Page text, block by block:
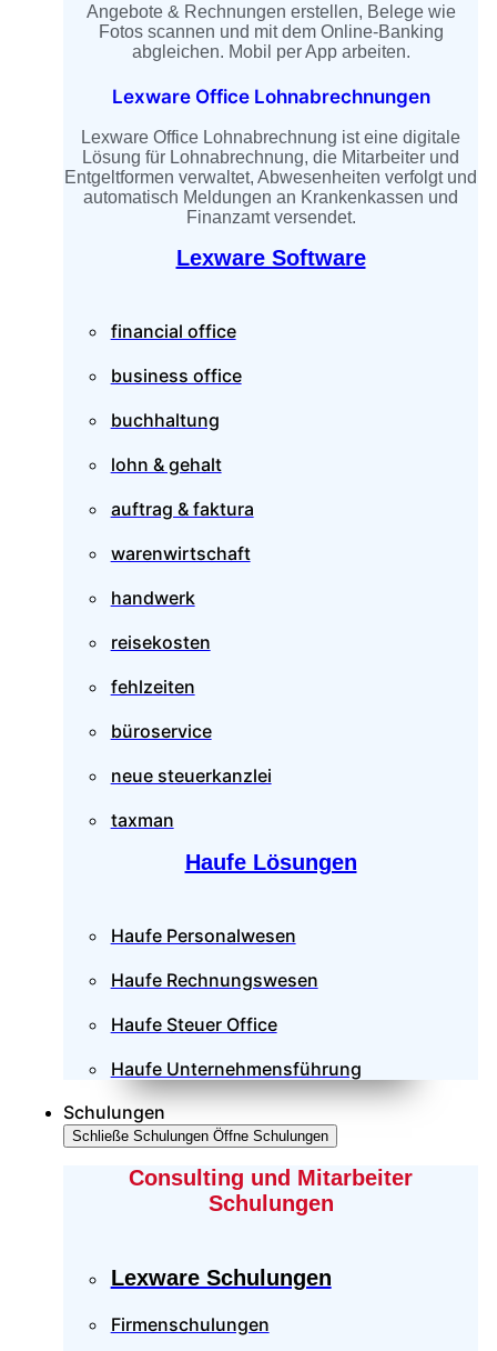
Angebote & Rechnungen erstellen, Belege wie
Fotos scannen und mit dem Online-Banking
abgleichen. Mobil per App arbeiten.
Lexware Office Lohnabrechnungen
Lexware Office Lohnabrechnung ist eine digitale
Lösung für Lohnabrechnung, die Mitarbeiter und
Entgeltformen verwaltet, Abwesenheiten verfolgt und
automatisch Meldungen an Krankenkassen und
Finanzamt versendet.
Lexware Software
financial office
business office
buchhaltung
lohn & gehalt
auftrag & faktura
warenwirtschaft
handwerk
reisekosten
fehlzeiten
büroservice
neue steuerkanzlei
taxman
Haufe Lösungen
Haufe Personalwesen
Haufe Rechnungswesen
Haufe Steuer Office
Haufe Unternehmensführung
Schulungen
Schließe Schulungen Öffne Schulungen
Consulting und Mitarbeiter
Schulungen
Lexware Schulungen
Firmenschulungen